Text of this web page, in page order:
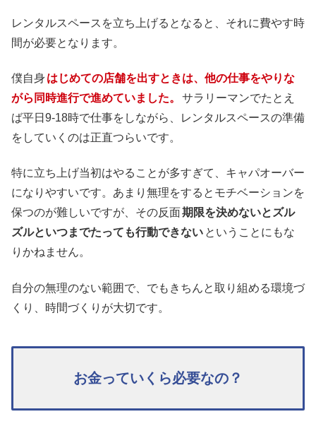
レンタルスペースを立ち上げるとなると、それに費やす時
間が必要となります。
僕自身 はじめての店舗を出すときは、他の仕事をやりな
がら同時進行で進めていました。
サラリーマンでたとえ
ば平日9-18時で仕事をしながら、レンタルスペースの準備
をしていくのは正直つらいです。
特に立ち上げ当初はやることが多すぎて、キャパオーバー
になりやすいです。あまり無理をするとモチベーションを
保つのが難しいですが、その反面 期限を決めないとズル
ズルといつまでたっても行動できない ということにもな
りかねません。
自分の無理のない範囲で、でもきちんと取り組める環境づ
くり、時間づくりが大切です。
お金っていくら必要なの？